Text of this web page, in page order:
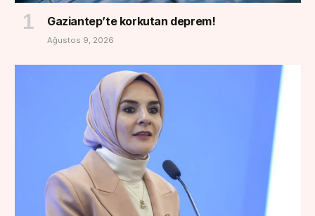
Gaziantep’te korkutan deprem!
Ağustos 9, 2026